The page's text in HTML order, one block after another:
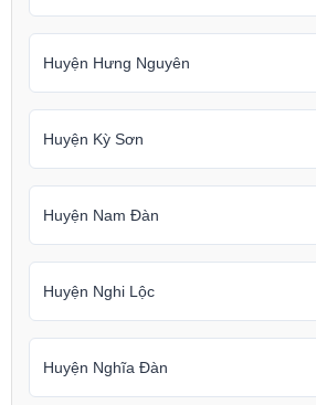
Huyện Hưng Nguyên
Huyện Kỳ Sơn
Huyện Nam Đàn
Huyện Nghi Lộc
Huyện Nghĩa Đàn